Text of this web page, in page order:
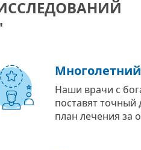
Наши врачи с
поставят точный
план лечения за